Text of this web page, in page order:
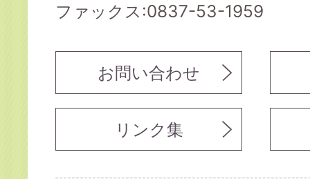
ファックス:0837-53-1959
お問い合わせ
リンク集